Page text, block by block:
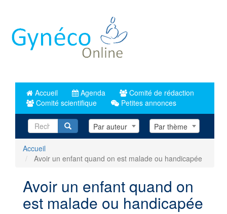
principal
Accueil Agenda
Comité de rédaction
Comité scientifique
Petites annonces
RecherchePar auteur Par thème
Accueil
Avoir un enfant quand on est malade ou handicapée
Avoir un enfant quand on
est malade ou handicapée